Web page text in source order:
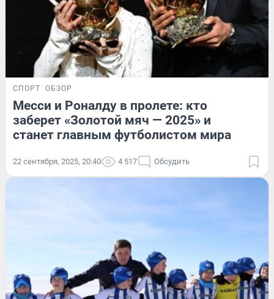
СПОРТ ОБЗОР
Месси и Роналду в пролете: кто
заберет «Золотой мяч — 2025» и
станет главным футболистом мира
22 сентября, 2025, 20:40 4 517 Обсудить